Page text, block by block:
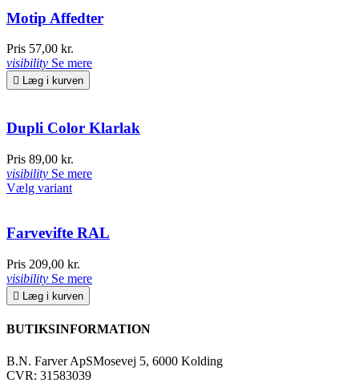
Motip Affedter
Pris 57,00 kr.
visibility Se mere
 Læg i kurven
Dupli Color Klarlak
Pris 89,00 kr.
visibility Se mere
Vælg variant
Farvevifte RAL
Pris 209,00 kr.
visibility Se mere
 Læg i kurven
BUTIKSINFORMATION
B.N. Farver ApSMosevej 5, 6000 Kolding
CVR: 31583039